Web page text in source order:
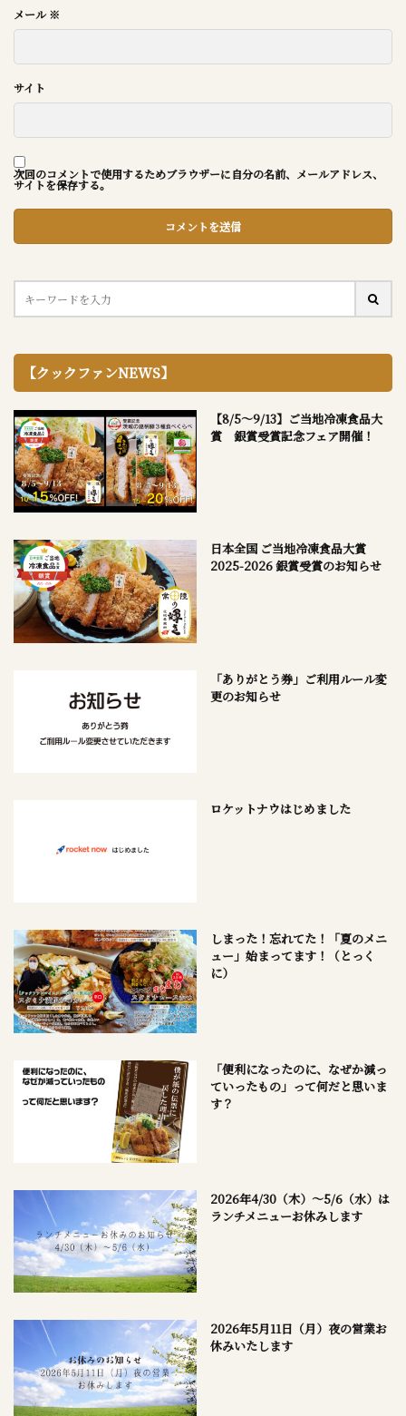
メール※
サイト
次回のコメントで使用するためブラウザーに自分の名前、メールアドレス、
サイトを保存する。
【クックファンNEWS】
【8/5～9/13】ご当地冷凍食品大
賞 銀賞受賞記念フェア開催！
日本全国 ご当地冷凍食品大賞
2025-2026 銀賞受賞のお知らせ
「ありがとう券」ご利用ルール変
更のお知らせ
ロケットナウはじめました
しまった！忘れてた！「夏のメニ
ュー」始まってます！（とっく
に）
「便利になったのに、なぜか減っ
ていったもの」って何だと思いま
す？
2026年4/30（木）～5/6（水）は
ランチメニューお休みします
2026年5月11日（月）夜の営業お
休みいたします